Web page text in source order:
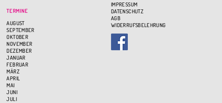
TERMINE
AUGUST
SEPTEMBER
OKTOBER
NOVEMBER
DEZEMBER
JANUAR
FEBRUAR
MÄRZ
APRIL
MAI
JUNI
JULI
IMPRESSUM
DATENSCHUTZ
AGB
WIDERRUFSBELEHRUNG